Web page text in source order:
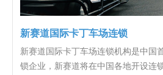
新赛道国际卡丁车场连锁
新赛道国际卡丁车场连锁机构是中国
锁企业，新赛道将在中国各地开设连